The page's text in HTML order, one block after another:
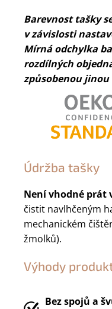
Barevnost tašky
v závislosti
Mírná odchylka
rozdílných
způsobenou jinou
Údržba tašky
Není vhodné prát
čistit navlhčeným
mechanickém
žmolků).
Výhody
Bez spojů a